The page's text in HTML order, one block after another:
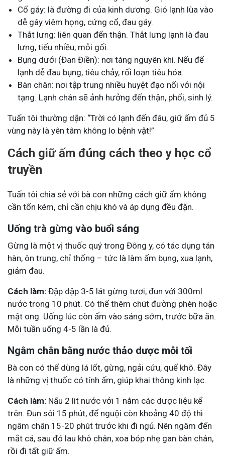
Cổ gáy: là đường đi của kinh dương. Gió lạnh lùa vào
dễ gây viêm họng, cứng cổ, đau gáy.
Thắt lưng: liên quan đến thận. Thắt lưng lạnh là đau
lưng, tiểu nhiều, mỏi gối.
Bụng dưới (Đan Điền): nơi tàng nguyên khí. Nếu để
lạnh dễ đau bụng, tiêu chảy, rối loạn tiêu hóa.
Bàn chân: nơi tập trung nhiều huyệt đạo nối với nội
tạng. Lạnh chân sẽ ảnh hưởng đến thận, phổi, sinh lý.
Tuấn tôi thường dặn: “Trời có lạnh đến đâu, giữ ấm đủ 5
vùng này là yên tâm không lo bệnh vặt!”
Cách giữ ấm đúng cách theo y học cổ
truyền
Tuấn tôi chia sẻ với bà con những cách giữ ấm không
cần tốn kém, chỉ cần chịu khó và áp dụng đều đặn.
Uống trà gừng vào buổi sáng
Gừng là một vị thuốc quý trong Đông y, có tác dụng tán
hàn, ôn trung, chỉ thống – tức là làm ấm bụng, xua lạnh,
giảm đau.
Cách làm: Đập dập 3-5 lát gừng tươi, đun với 300ml
nước trong 10 phút. Có thể thêm chút đường phèn hoặc
mật ong. Uống lúc còn ấm vào sáng sớm, trước bữa ăn.
Mỗi tuần uống 4-5 lần là đủ.
Ngâm chân bằng nước thảo dược mỗi tối
Bà con có thể dùng lá lốt, gừng, ngải cứu, quế khô. Đây
là những vị thuốc có tính ấm, giúp khai thông kinh lạc.
Cách làm: Nấu 2 lít nước với 1 nắm các dược liệu kể
trên. Đun sôi 15 phút, để nguội còn khoảng 40 độ thì
ngâm chân 15-20 phút trước khi đi ngủ. Nên ngâm đến
mắt cá, sau đó lau khô chân, xoa bóp nhẹ gan bàn chân,
rồi đi tất giữ ấm.